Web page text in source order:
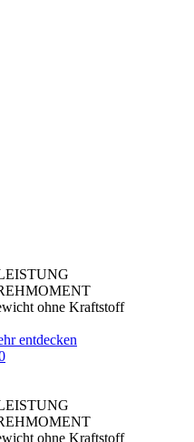
ohne Kraftstoff
entdecken
ohne Kraftstoff